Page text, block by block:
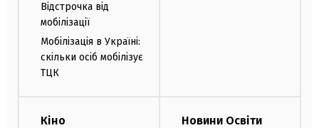
Відстрочка від
мобілізації
Мобілізація в Україні:
скільки осіб мобілізує
ТЦК
Кіно Новини Освіти